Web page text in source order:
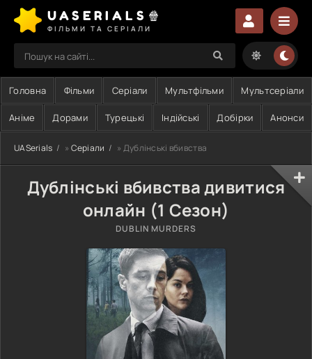
UASERIALS🍿
ФІЛЬМИ ТА СЕРІАЛИ
Головна Фільми Серіали Мультфільми Мультсеріали
Аніме Дорами Турецькі Індійські Добірки Анонси
UASerials » Серіали » Дублінські вбивства
Дублінські вбивства дивитися
онлайн (1 Сезон)
DUBLIN MURDERS